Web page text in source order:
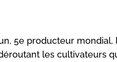
5e producteur
les cultivateurs